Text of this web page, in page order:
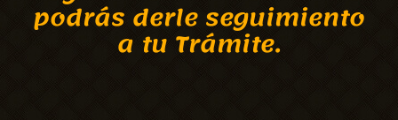
podrás derle seguimiento
a tu Trámite.